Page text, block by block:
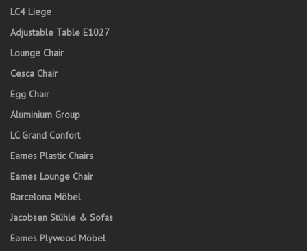
LC4 Liege
Adjustable Table E1027
Lounge Chair
Cesca Chair
Egg Chair
Aluminium Group
LC Grand Confort
Eames Plastic Chairs
Eames Lounge Chair
Barcelona Möbel
Jacobsen Stühle & Sofas
Eames Plywood Möbel